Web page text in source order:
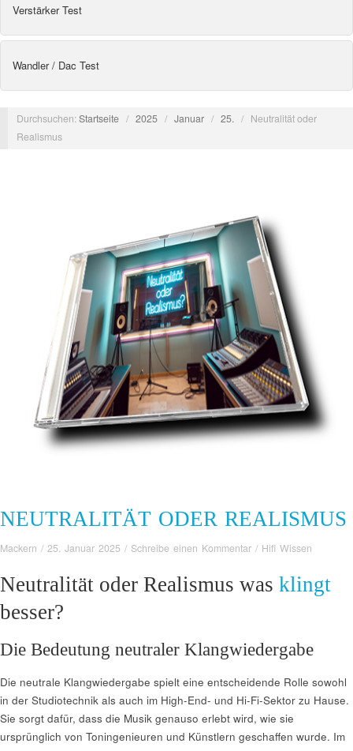
Verstärker Test
Wandler / Dac Test
Durchsuchen:Startseite / 2025 / Januar / 25. / Neutralität oder
Realismus
NEUTRALITÄT ODER REALISMUS
Mackern / 25. Januar 2025 / Schreibe einen Kommentar / Hifi Wissen
Neutralität oder Realismus was klingt
besser?
Die Bedeutung neutraler Klangwiedergabe
Die neutrale Klangwiedergabe spielt eine entscheidende Rolle sowohl
in der Studiotechnik als auch im High-End- und Hi-Fi-Sektor zu Hause.
Sie sorgt dafür, dass die Musik genauso erlebt wird, wie sie
ursprünglich von Toningenieuren und Künstlern geschaffen wurde. Im